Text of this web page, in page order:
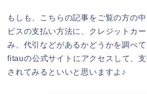
もしも、こちらの記事をご覧の方の
ビスの支払い方法に、クレジットカ
み、代引などがあるかどうかを調べ
fitauの公式サイトにアクセスして、
されてみるといいと思いますよ♪